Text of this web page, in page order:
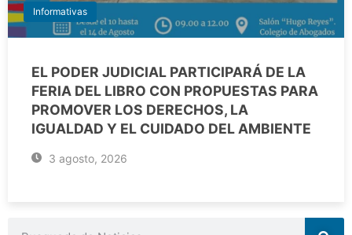
Informativas
EL PODER JUDICIAL PARTICIPARÁ DE LA
FERIA DEL LIBRO CON PROPUESTAS PARA
PROMOVER LOS DERECHOS, LA
IGUALDAD Y EL CUIDADO DEL AMBIENTE
3 agosto, 2026